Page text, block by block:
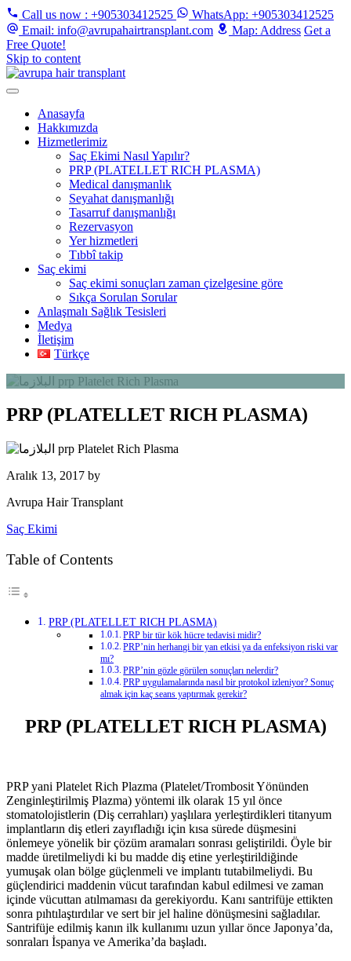
Call us now : +905303412525 WhatsApp: +905303412525
Email: info@avrupahairtransplant.com Map: Address Get a
Free Quote!
Skip to content
Anasayfa
Hakkımızda
Hizmetlerimiz
Saç Ekimi Nasıl Yapılır?
PRP (PLATELLET RICH PLASMA)
Medical danışmanlık
Seyahat danışmanlığı
Tasarruf danışmanlığı
Rezervasyon
Yer hizmetleri
Tıbbî takip
Saç ekimi
Saç ekimi sonuçları zaman çizelgesine göre
Sıkça Sorulan Sorular
Anlaşmalı Sağlık Tesisleri
Medya
İletişim
Türkçe
PRP (PLATELLET RICH PLASMA)
Aralık 13, 2017 by
Avrupa Hair Transplant
Saç Ekimi
Table of Contents
PRP (PLATELLET RICH PLASMA)
PRP bir tür kök hücre tedavisi midir?
PRP’nin herhangi bir yan etkisi ya da enfeksiyon riski var
mı?
PRP’nin gözle görülen sonuçları nelerdir?
PRP uygulamalarında nasıl bir protokol izleniyor? Sonuç
almak için kaç seans yaptırmak gerekir?
PRP (PLATELLET RICH PLASMA)
PRP yani Platelet Rich Plazma (Platelet/Trombosit Yönünden
Zenginleştirilmiş Plazma) yöntemi ilk olarak 15 yıl önce
stomatolojistlerin (Diş cerrahları) yaşlılara yerleştirdikleri titanyum
implantların diş etleri zayıfladığı için kısa sürede düşmesini
önlemeye yönelik bir çözüm aramaları sonrası geliştirildi. Öyle bir
madde üretilmeliydi ki bu madde diş etine yerleştirildiğinde
yumuşak olan bölge güçlenmeli ve implantı tutabilmeliydi. Bu
güçlendirici maddenin vücut tarafından kabul edilmesi ve zaman
içinde vücuttan atılmaması da gerekiyordu. Kanı santrifüje ettikten
sonra pıhtılaştırdılar ve sert bir jel haline dönüşmesini sağladılar.
Santrifüje edilmiş kanın ilk kullanımı uzun yıllar önce Japonya’da,
sonraları İspanya ve Amerika’da başladı.